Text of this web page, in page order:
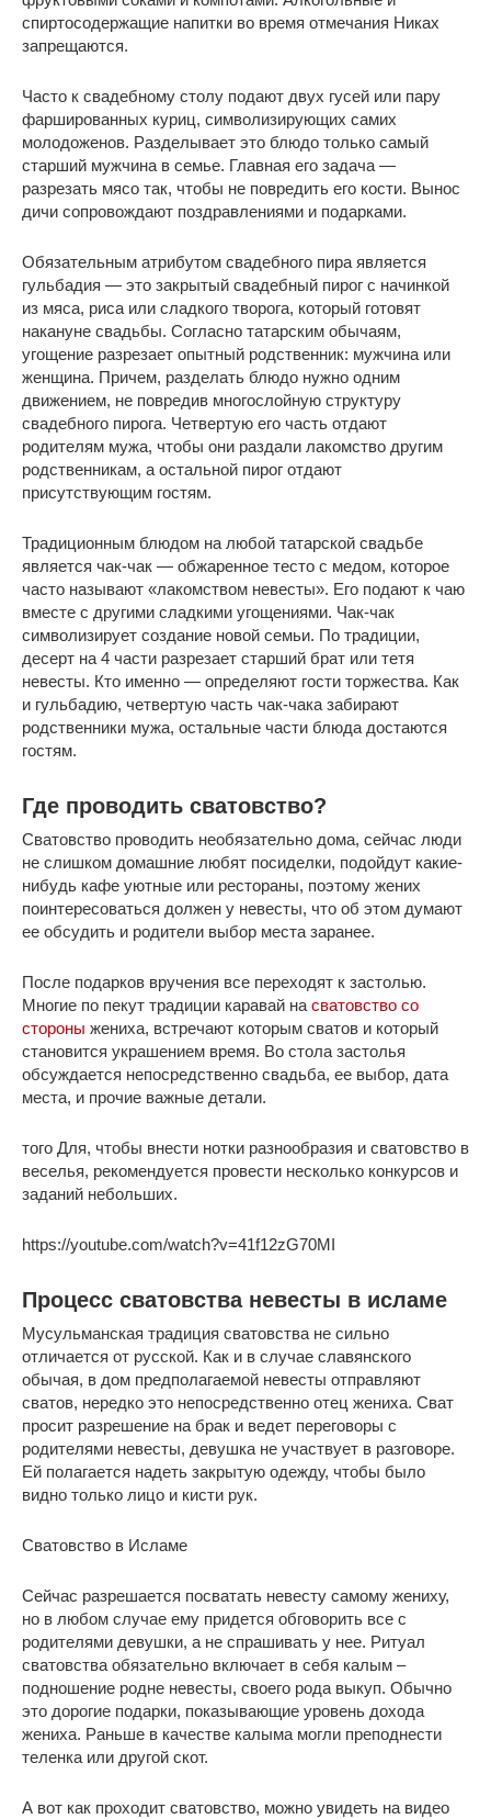
спиртосодержащие напитки во время отмечания Никах
запрещаются.
Часто к свадебному столу подают двух гусей или пару
фаршированных куриц, символизирующих самих
молодоженов. Разделывает это блюдо только самый
старший мужчина в семье. Главная его задача —
разрезать мясо так, чтобы не повредить его кости. Вынос
дичи сопровождают поздравлениями и подарками.
Обязательным атрибутом свадебного пира является
гульбадия — это закрытый свадебный пирог с начинкой
из мяса, риса или сладкого творога, который готовят
накануне свадьбы. Согласно татарским обычаям,
угощение разрезает опытный родственник: мужчина или
женщина. Причем, разделать блюдо нужно одним
движением, не повредив многослойную структуру
свадебного пирога. Четвертую его часть отдают
родителям мужа, чтобы они раздали лакомство другим
родственникам, а остальной пирог отдают
присутствующим гостям.
Традиционным блюдом на любой татарской свадьбе
является чак-чак — обжаренное тесто с медом, которое
часто называют «лакомством невесты». Его подают к чаю
вместе с другими сладкими угощениями. Чак-чак
символизирует создание новой семьи. По традиции,
десерт на 4 части разрезает старший брат или тетя
невесты. Кто именно — определяют гости торжества. Как
и гульбадию, четвертую часть чак-чака забирают
родственники мужа, остальные части блюда достаются
гостям.
Где проводить сватовство?
Сватовство проводить необязательно дома, сейчас люди
не слишком домашние любят посиделки, подойдут какие-
нибудь кафе уютные или рестораны, поэтому жених
поинтересоваться должен у невесты, что об этом думают
ее обсудить и родители выбор места заранее.
После подарков вручения все переходят к застолью.
Многие по пекут традиции каравай на сватовство со
стороны жениха, встречают которым сватов и который
становится украшением время. Во стола застолья
обсуждается непосредственно свадьба, ее выбор, дата
места, и прочие важные детали.
того Для, чтобы внести нотки разнообразия и сватовство в
веселья, рекомендуется провести несколько конкурсов и
заданий небольших.
https://youtube.com/watch?v=41f12zG70MI
Процесс сватовства невесты в исламе
Мусульманская традиция сватовства не сильно
отличается от русской. Как и в случае славянского
обычая, в дом предполагаемой невесты отправляют
сватов, нередко это непосредственно отец жениха. Сват
просит разрешение на брак и ведет переговоры с
родителями невесты, девушка не участвует в разговоре.
Ей полагается надеть закрытую одежду, чтобы было
видно только лицо и кисти рук.
Сватовство в Исламе
Сейчас разрешается посватать невесту самому жениху,
но в любом случае ему придется обговорить все с
родителями девушки, а не спрашивать у нее. Ритуал
сватовства обязательно включает в себя калым –
подношение родне невесты, своего рода выкуп. Обычно
это дорогие подарки, показывающие уровень дохода
жениха. Раньше в качестве калыма могли преподнести
теленка или другой скот.
А вот как проходит сватовство, можно увидеть на видео